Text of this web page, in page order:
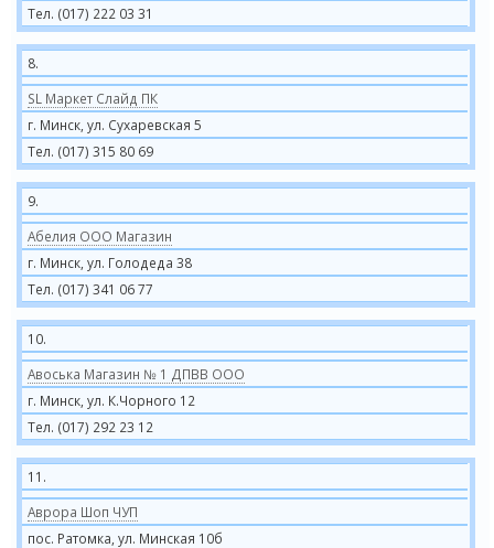
Тел. (017) 222 03 31
8.
SL Маркет Слайд ПК
г. Минск, ул. Сухаревская 5
Тел. (017) 315 80 69
9.
Абелия ООО Магазин
г. Минск, ул. Голодеда 38
Тел. (017) 341 06 77
10.
Авоська Магазин № 1 ДПВВ ООО
г. Минск, ул. К.Чорного 12
Тел. (017) 292 23 12
11.
Аврора Шоп ЧУП
пос. Ратомка, ул. Минская 10б